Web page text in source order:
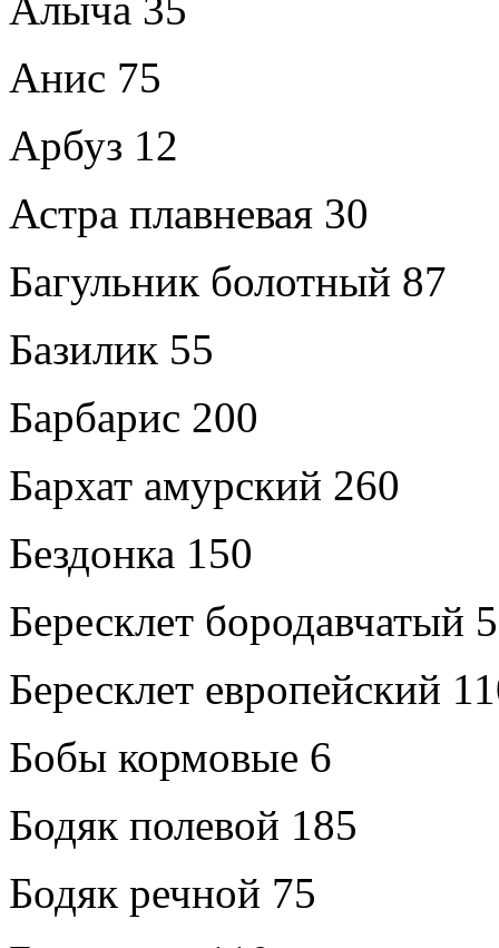
Алыча 35
Анис 75
Арбуз 12
Астра плавневая 30
Багульник болотный 87
Базилик 55
Барбарис 200
Бархат амурский 260
Бездонка 150
Бересклет бородавчатый 5
Бересклет европейский
Бобы кормовые 6
Бодяк полевой 185
Бодяк речной 75